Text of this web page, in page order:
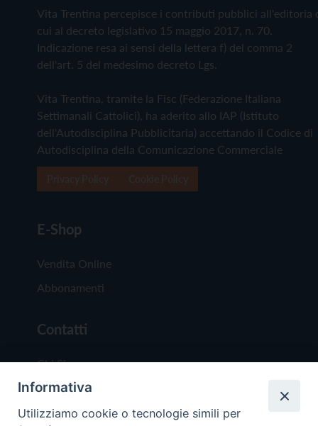
Vita Trentina percepisce i contributi pubblici all'editoria
cui al decreto legislativo 15 maggio 2017, n. 70.
Indicazione resa ai sensi della lettera f) del comma 2
dell'art. 5 del medesimo decreto Lgs.
Vita Trentina, tramite la Fisc (Federazione Italiana
Settimanali Cattolici), ha aderito allo IAP (Istituto
dell'Autodisciplina Pubblicitaria) accettando il Codice di
Autodisciplina della Comunicazione Commerciale
E-Shop
Vendita Online
Abbonamenti
Contatti
Chi Siamo
Redazione
Scrivici
Informativa
Utilizziamo cookie o tecnologie simili per